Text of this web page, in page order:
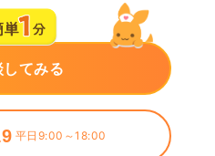
てみる
平日9:00～18:00